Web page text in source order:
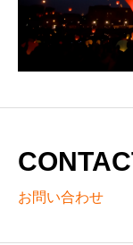
お問い合わせ